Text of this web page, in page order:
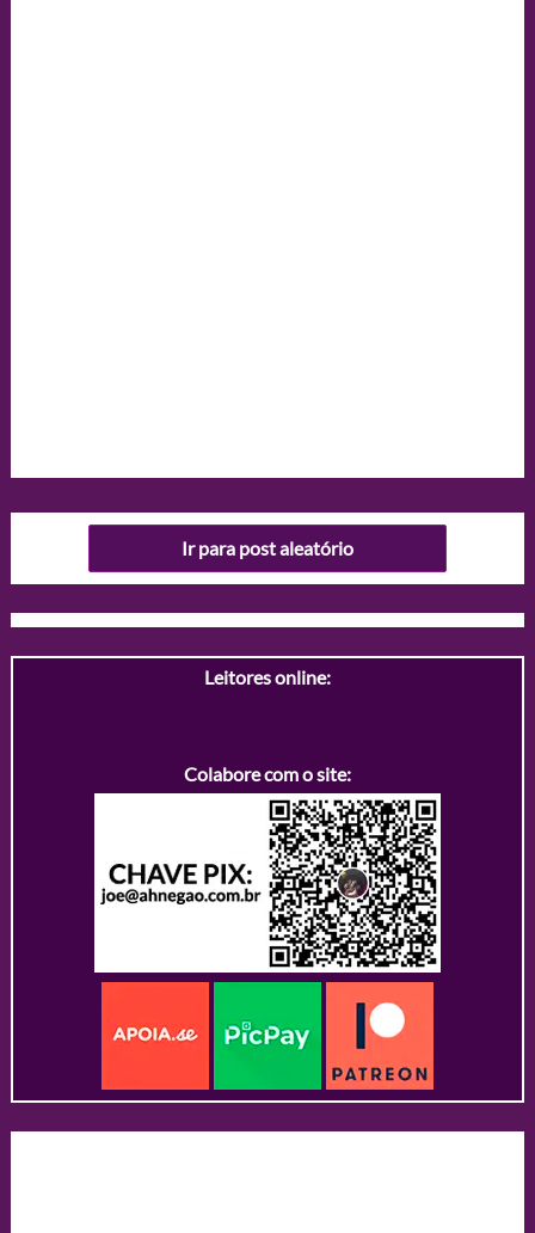
Ir para post aleatório
Leitores online:
Colabore com o site: